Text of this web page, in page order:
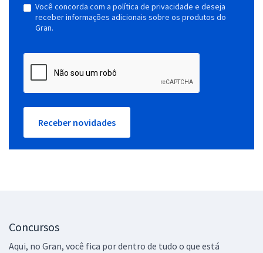
Você concorda com a política de privacidade e deseja
receber informações adicionais sobre os produtos do
Gran.
Receber novidades
Concursos
Aqui, no Gran, você fica por dentro de tudo o que está